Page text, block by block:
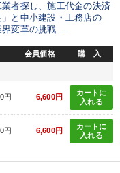
者探し、施工代金の決済
と中小建設・工務店の
変革の挑戦 ...
会員価格 購 入
円 6,600円
カートに
入れる
円 6,600円
カートに
入れる